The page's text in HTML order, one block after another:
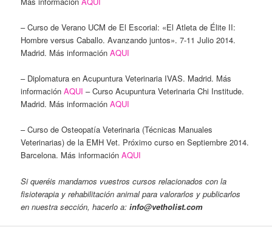
– Curso de Verano UCM de El Escorial: «El Atleta de Élite II:
Hombre versus Caballo. Avanzando juntos». 7-11 Julio 2014.
Madrid. Más informaciónAQUI
– Diplomatura en Acupuntura Veterinaria IVAS. Madrid. Más
informaciónAQUI – Curso Acupuntura Veterinaria Chi Institude.
Madrid. Más informaciónAQUI
– Curso de Osteopatía Veterinaria (Técnicas Manuales
Veterinarias) de la EMH Vet. Próximo curso en Septiembre 2014.
Barcelona. Más informaciónAQUI
Si queréis mandarnos vuestros cursos relacionados con la
fisioterapia y rehabilitación animal para valorarlos y publicarlos
en nuestra sección, hacerlo a:info@vetholist.com